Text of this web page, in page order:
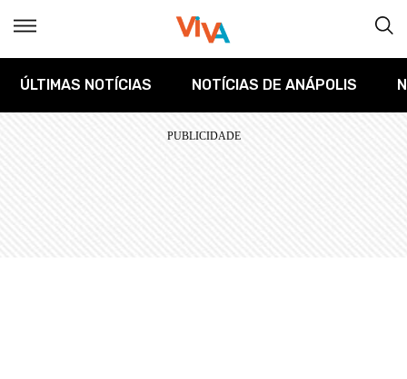
ÚLTIMAS NOTÍCIAS NOTÍCIAS DE ANÁPOLIS